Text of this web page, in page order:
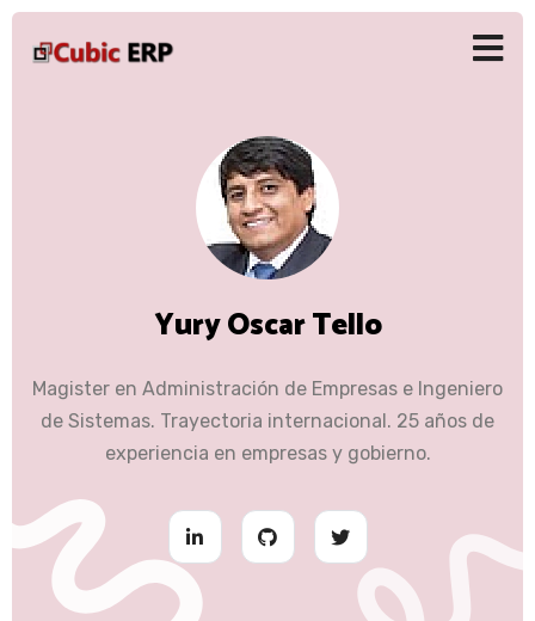
Yury Oscar Tello
Magister en Administración de Empresas e Ingeniero
de Sistemas. Trayectoria internacional. 25 años de
experiencia en empresas y gobierno.